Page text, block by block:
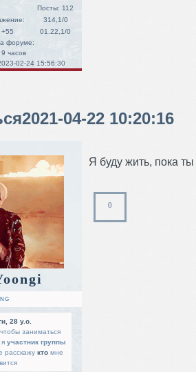
+55
Посты: 112
314,1/0
01.22,1/0
форуме:
часов
02-24 15:56:30
2021-04-22 10:20:16
28 y.o.
заниматься
я участник группы
расскажукто мне
Я буду жить, пока
0